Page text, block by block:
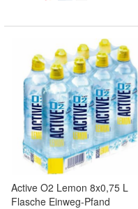
Active O2 Lemon 8x0,75 L
Flasche Einweg-Pfand